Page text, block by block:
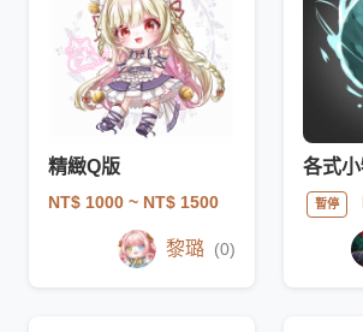
精緻Q版
NT$ 1000 ~ NT$ 1500
黎璐 (0)
暫停